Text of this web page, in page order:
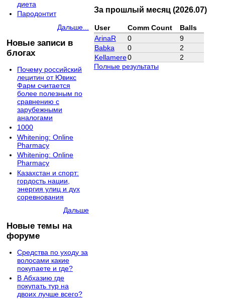
диета
Пародонтит
Дальше...
Новые записи в
блогах
Почему российский
лецитин от Ювикс
Фарм считается
более полезным по
сравнению с
зарубежными
аналогами
1000
Whitening: Online
Pharmacy
Whitening: Online
Pharmacy
Казахстан и спорт:
гордость нации,
энергия улиц и дух
соревнования
Дальше
Новые темы на
форуме
Средства по уходу за
волосами какие
покупаете и где?
В Абхазию где
покупать тур на
двоих лучше всего?
За прошлый месяц (2026.07)
User Comm Count
Balls
ArinaR
0
9
Babka
0
2
Kellamere0
2
Полные результаты